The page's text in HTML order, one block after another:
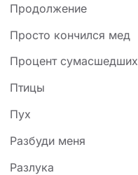
Продолжение
Просто кончился мед
Процент сумасшедших
Птицы
Пух
Разбуди меня
Разлука